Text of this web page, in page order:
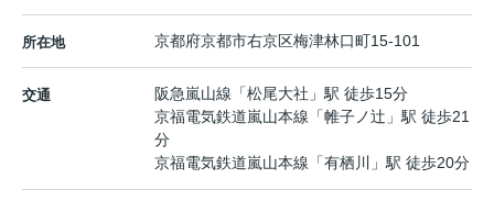
所在地 京都府京都市右京区梅津林口町15-101
交通 阪急嵐山線 「松尾大社 」駅 徒歩15分
京福電気鉄道嵐山本線 「帷子ノ辻 」駅 徒歩21
分
京福電気鉄道嵐山本線 「有栖川 」駅 徒歩20分